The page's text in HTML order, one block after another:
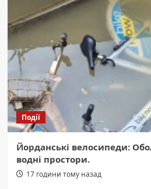
Події
Йорданські велосипеди:
водні простори.
17 години тому назад